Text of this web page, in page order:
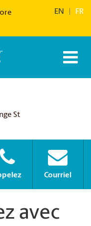
EN FR
St
Courriel
avec